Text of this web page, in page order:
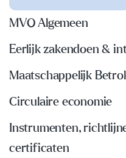
MVO Algemeen
Eerlijk zakendoen &
Maatschappelijk
Circulaire economie
Instrumenten,
certificaten